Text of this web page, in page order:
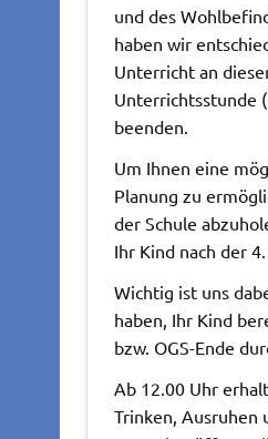
und des
haben wir
Unterricht an
Unterrichtsstunde
beenden.
Um Ihnen eine
Planung zu
der Schule
Ihr Kind nach der
Wichtig ist uns
haben, Ihr Kind
bzw. OGS-Ende
Ab 12.00 Uhr
Trinken, Ausruhen